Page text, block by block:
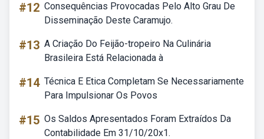
#12 Consequências Provocadas Pelo Alto Grau De
Disseminação Deste Caramujo.
#13 A Criação Do Feijão-tropeiro Na Culinária
Brasileira Está Relacionada à
#14 Técnica E Etica Completam Se Necessariamente
Para Impulsionar Os Povos
#15 Os Saldos Apresentados Foram Extraídos Da
Contabilidade Em 31/10/20x1.